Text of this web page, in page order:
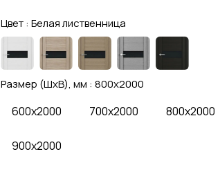
Цвет : Белая лиственница
Размер (ШхВ), мм : 800x2000
600x2000 700x2000 800x2000
900x2000